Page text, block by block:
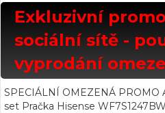
Exkluzivní
sociální sítě -
vyprodání
SPECIÁLNÍ OMEZENÁ PROMO
set Pračka Hisense